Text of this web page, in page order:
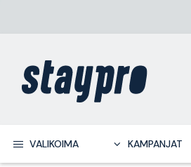
VALIKOIMA KAMPANJAT